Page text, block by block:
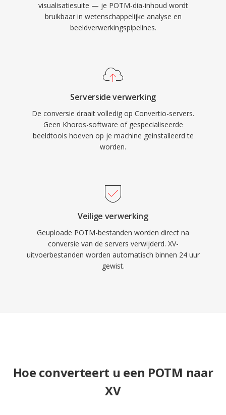
visualisatiesuite — je POTM-dia-inhoud wordt
bruikbaar in wetenschappelijke analyse en
beeldverwerkingspipelines.
Serverside verwerking
De conversie draait volledig op Convertio-servers.
Geen Khoros-software of gespecialiseerde
beeldtools hoeven op je machine geinstalleerd te
worden.
Veilige verwerking
Geuploade POTM-bestanden worden direct na
conversie van de servers verwijderd. XV-
uitvoerbestanden worden automatisch binnen 24 uur
gewist.
Hoe converteert u een POTM naar
XV